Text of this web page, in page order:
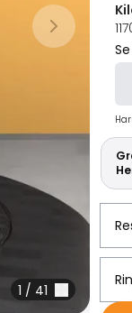
Nästa bild
1 / 41